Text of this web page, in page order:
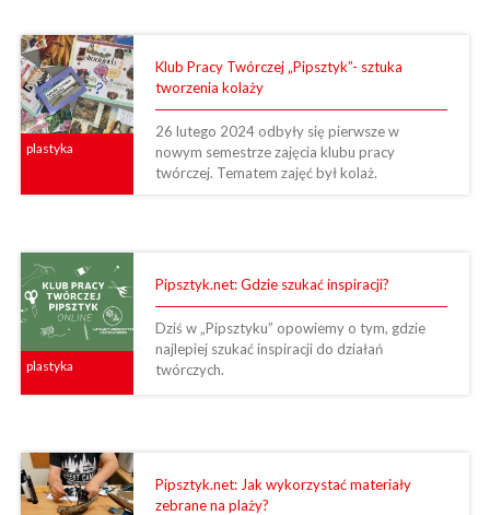
plastyka
Klub Pracy Twórczej „Pipsztyk”- sztuka
tworzenia kolaży
26 lutego 2024 odbyły się pierwsze w
nowym semestrze zajęcia klubu pracy
twórczej. Tematem zajęć był kolaż.
plastyka
Pipsztyk.net: Gdzie szukać inspiracji?
Dziś w „Pipsztyku” opowiemy o tym, gdzie
najlepiej szukać inspiracji do działań
twórczych.
Pipsztyk.net: Jak wykorzystać materiały
zebrane na plaży?